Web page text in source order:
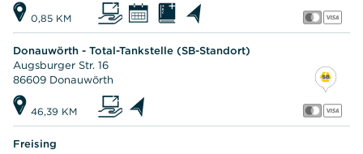
0,85 KM
46,39 KM
Donauwörth - Total-Tankstelle (SB-Standort)
Augsburger Str. 16
86609 Donauwörth
Freising